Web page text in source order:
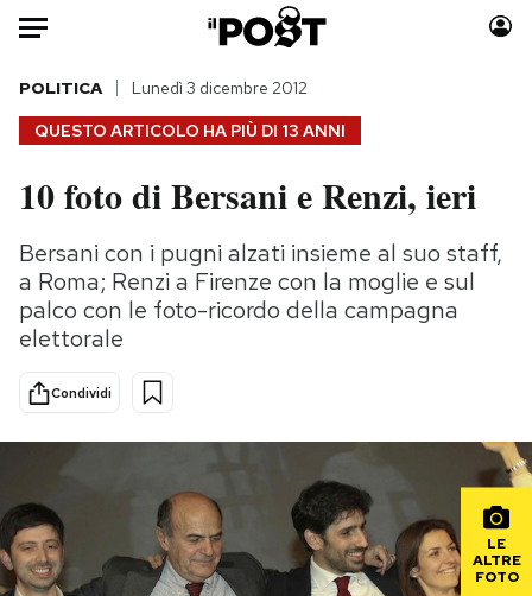
Auto
HOME
Italia
Politica
Tecnologia
Internet
Scienza
Cultura
Economia
Moda
Consumismi
Storie/Idee
Altrecose
PODCAST
QUESTO ARTICOLO HA PIÙ DI 13 ANNI
POLITICA Lunedì 3 dicembre 2012
10 foto di Bersani e Renzi, ieri
Bersani con i pugni alzati insieme al suo staff,
a Roma; Renzi a Firenze con la moglie e sul
palco con le foto-ricordo della campagna
elettorale
Condividi
LE
ALTRE
FOTO